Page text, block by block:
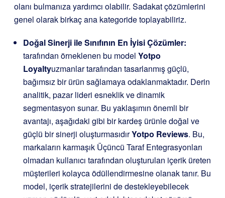
olanı bulmanıza yardımcı olabilir. Sadakat çözümlerini
genel olarak birkaç ana kategoride toplayabiliriz.
Doğal Sinerji ile Sınıfının En İyisi Çözümler:
tarafından örneklenen bu model Yotpo
Loyaltyuzmanlar tarafından tasarlanmış güçlü,
bağımsız bir ürün sağlamaya odaklanmaktadır. Derin
analitik, pazar lideri esneklik ve dinamik
segmentasyon sunar. Bu yaklaşımın önemli bir
avantajı, aşağıdaki gibi bir kardeş ürünle doğal ve
güçlü bir sinerji oluşturmasıdırYotpo Reviews. Bu,
markaların karmaşık Üçüncü Taraf Entegrasyonları
olmadan kullanıcı tarafından oluşturulan içerik üreten
müşterileri kolayca ödüllendirmesine olanak tanır. Bu
model, içerik stratejilerini de destekleyebilecek